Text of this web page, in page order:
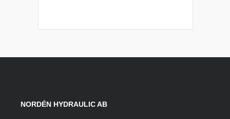
NORDÉN HYDRAULIC AB